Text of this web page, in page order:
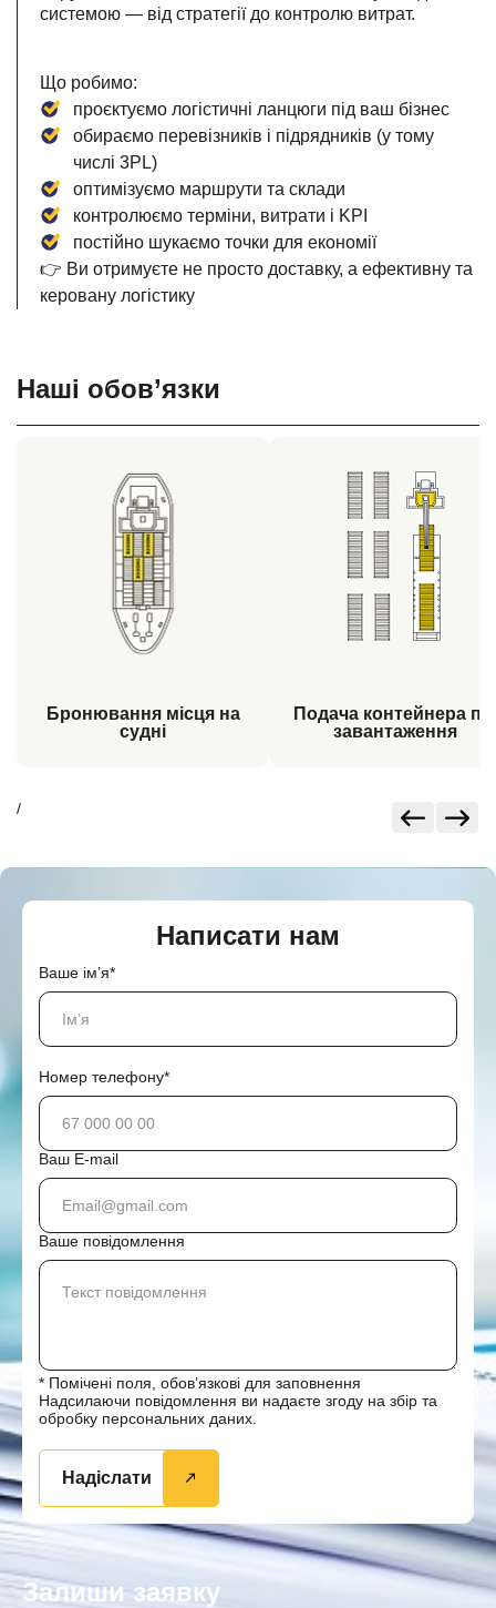
системою — від стратегії до контролю витрат.
Що робимо:
проєктуємо логістичні ланцюги під ваш бізнес
обираємо перевізників і підрядників (у тому
числі 3PL)
оптимізуємо маршрути та склади
контролюємо терміни, витрати і KPI
постійно шукаємо точки для економії
👉 Ви отримуєте не просто доставку, а ефективну та
керовану логістику
Наші обов’язки
Бронювання місця на
судні
Подача контейнера під
завантаження
/
Написати нам
Ваше ім’я*
Номер телефону*
Ваш E-mail
Ваше повідомлення
* Помічені поля, обов’язкові для заповнення
Надсилаючи повідомлення ви надаєте згоду на збір та
обробку персональних даних.
Надіслати
Залиши заявку